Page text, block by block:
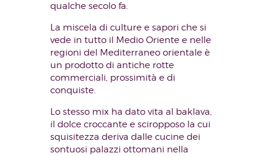
qualche secolo fa.
La miscela di culture e sapori che si
vede in tutto il Medio Oriente e nelle
regioni del Mediterraneo orientale è
un prodotto di antiche rotte
commerciali, prossimità e di
conquiste.
Lo stesso mix ha dato vita al baklava,
il dolce croccante e sciropposo la cui
squisitezza deriva dalle cucine dei
sontuosi palazzi ottomani nella